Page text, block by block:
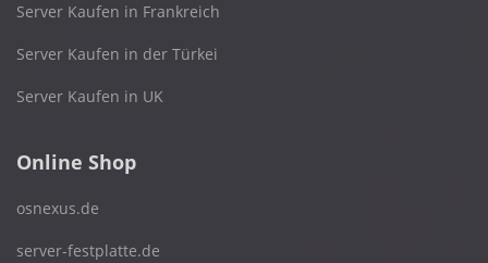
Server Kaufen in Frankreich
Server Kaufen in der Türkei
Server Kaufen in UK
Online Shop
osnexus.de
server-festplatte.de